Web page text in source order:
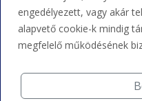
engedélyezett, vagy akár
alapvető cookie-k mindig
megfelelő működésének